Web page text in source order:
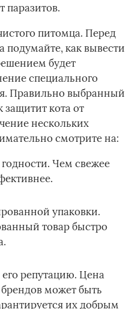
паразитов.
питомца. Перед
подумайте, как вывести
будет
специального
Правильно выбранный
кота от
нескольких
смотрите на:
Чем свежее
упаковки.
товар быстро
репутацию. Цена
может быть
их добрым